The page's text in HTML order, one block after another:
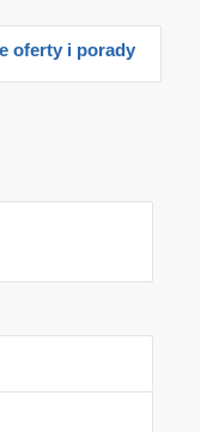
oferty i porady